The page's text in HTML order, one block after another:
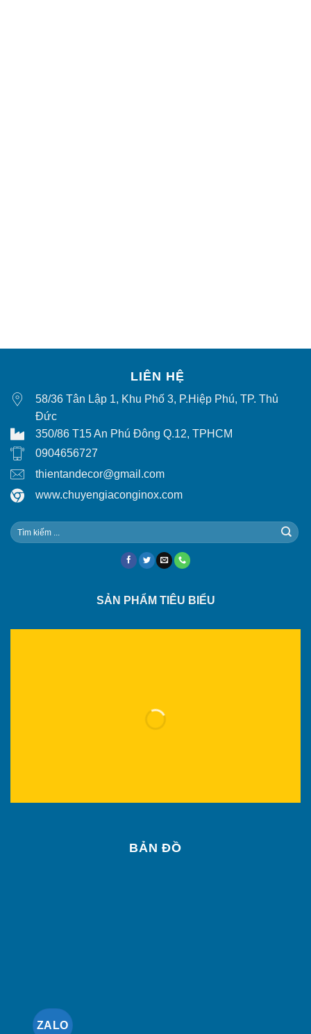
LIÊN HỆ
58/36 Tân Lập 1, Khu Phố 3, P.Hiệp Phú, TP. Thủ
Đức
350/86 T15 An Phú Đông Q.12, TPHCM
0904656727
thientandecor@gmail.com
www.chuyengiaconginox.com
SẢN PHẨM TIÊU BIỂU
BẢN ĐỒ
ZALO